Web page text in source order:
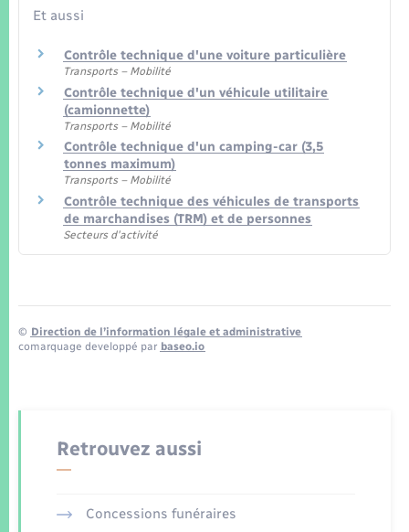
Et aussi
Contrôle technique d'une voiture particulière
Transports – Mobilité
Contrôle technique d'un véhicule utilitaire
(camionnette)
Transports – Mobilité
Contrôle technique d'un camping-car (3,5
tonnes maximum)
Transports – Mobilité
Contrôle technique des véhicules de transports
de marchandises (TRM) et de personnes
Secteurs d'activité
© Direction de l’information légale et administrative
comarquage developpé par baseo.io
Retrouvez aussi
Concessions funéraires